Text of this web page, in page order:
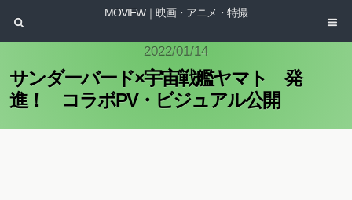
MOVIEW｜映画・アニメ・特撮
2022/01/14
サンダーバード×宇宙戦艦ヤマト 発
進！ コラボPV・ビジュアル公開